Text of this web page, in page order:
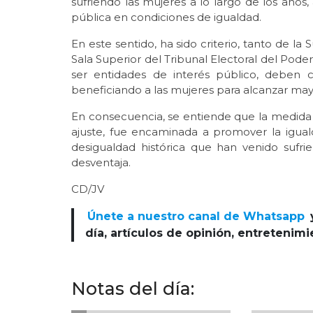
pública en condiciones de igualdad.
En este sentido, ha sido criterio, tanto de la
Sala Superior del Tribunal Electoral del
ser entidades de interés público, deben
beneficiando a las mujeres para alcanzar
En consecuencia, se entiende que la
ajuste, fue encaminada a promover la
desigualdad histórica que han venido
desventaja.
CD/JV
Únete a nuestro canal de Whatsapp
día, artículos de opinión,
Notas del día: